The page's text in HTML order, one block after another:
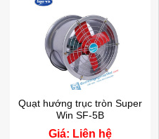
Quạt hướng trục tròn Super
Win SF-5B
Giá: Liên hệ